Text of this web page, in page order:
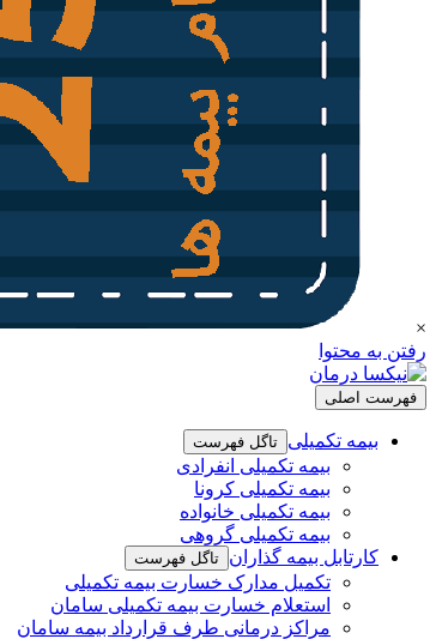
×
رفتن به محتوا
فهرست اصلی
بیمه تکمیلی تاگل فهرست
بیمه تکمیلی انفرادی
بیمه تکمیلی کرونا
بیمه تکمیلی خانواده
بیمه تکمیلی گروهی
کارتابل بیمه گذاران تاگل فهرست
تکمیل مدارک خسارت بیمه تکمیلی
استعلام خسارت بیمه تکمیلی سامان
مراکز درمانی طرف قرارداد بیمه سامان